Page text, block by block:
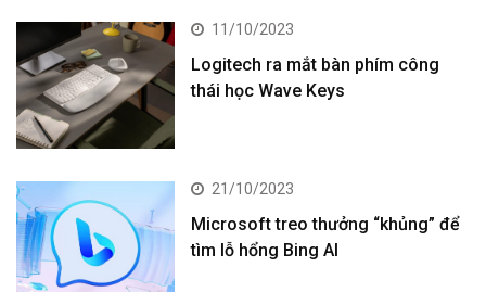
11/10/2023
Logitech ra mắt bàn phím công
thái học Wave Keys
21/10/2023
Microsoft treo thưởng “khủng” để
tìm lỗ hổng Bing AI